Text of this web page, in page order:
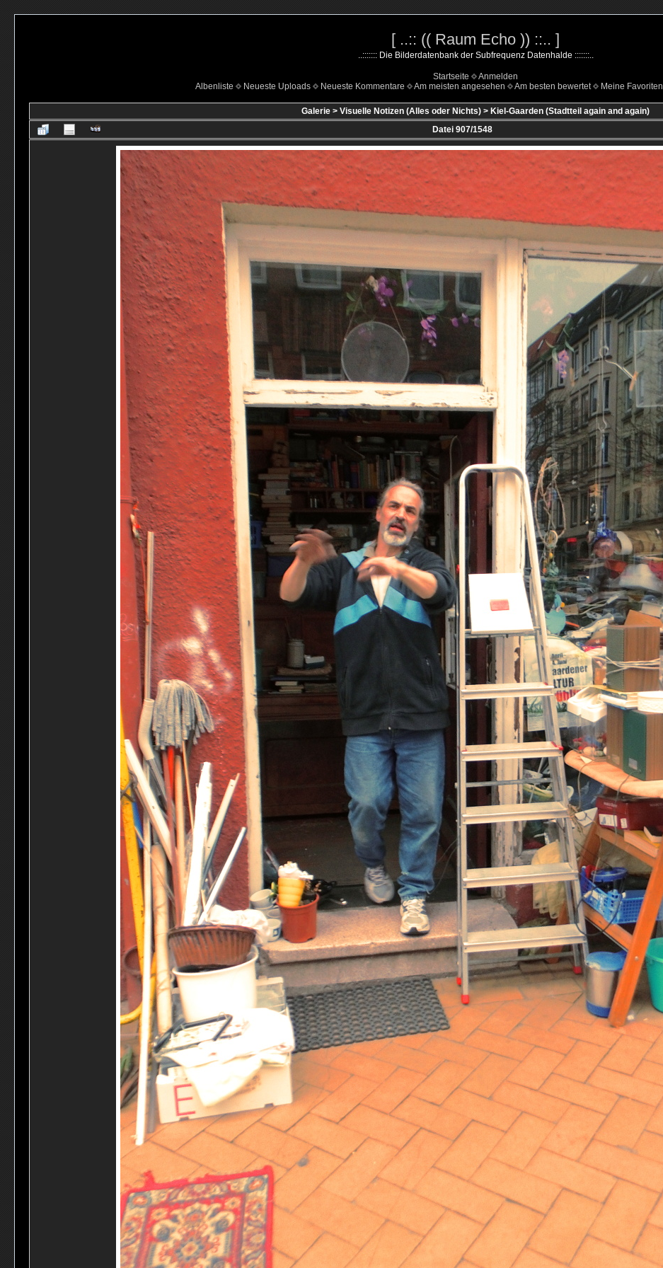
[ ..:: (( Raum Echo )) ::.. ]
..::::::: Die Bilderdatenbank der Subfrequenz Datenhalde :::::::..
Startseite
Anmelden
Albenliste
Neueste Uploads Neueste Kommentare Am meisten angesehen Am besten bewertet Meine Favoriten
Galerie > Visuelle Notizen (Alles oder Nichts) > Kiel-Gaarden (Stadtteil again and again)
Datei 907/1548